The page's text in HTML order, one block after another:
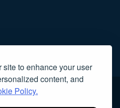
to enhance your user
content, and
Policy.